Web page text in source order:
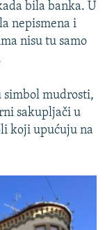
bila banka. U
nepismena i
nisu tu samo
simbol mudrosti,
sakupljači u
koji upućuju na